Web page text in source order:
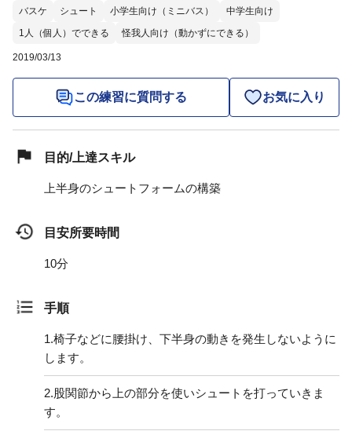
バスケ シュート 小学生向け（ミニバス）
中学生向け
1人（個人）でできる
怪我人向け（動かずにできる）
2019/03/13
この練習に質問する お気に入り
目的/上達スキル
上半身のシュートフォームの構築
目安所要時間
10分
手順
1.椅子などに腰掛け、下半身の動きを発生しないように
します。
2.股関節から上の部分を使いシュートを打っていきま
す。